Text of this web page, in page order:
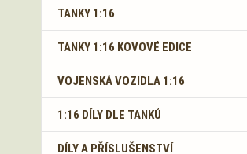
TANKY 1:16
TANKY 1:16 KOVOVÉ EDICE
VOJENSKÁ VOZIDLA 1:16
1:16 DÍLY DLE TANKŮ
DÍLY A PŘÍSLUŠENSTVÍ